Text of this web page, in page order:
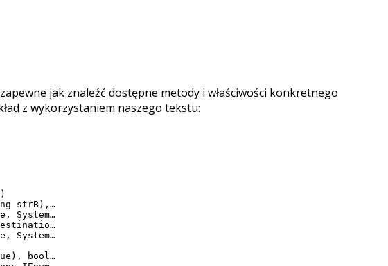
jak znaleźć dostępne metody i właściwości konkretnego
z wykorzystaniem naszego tekstu:
strB),…
System…
System…
bool…